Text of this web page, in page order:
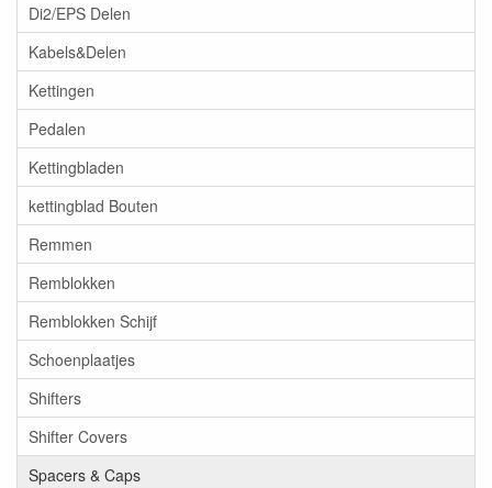
Di2/EPS Delen
Kabels&Delen
Kettingen
Pedalen
Kettingbladen
kettingblad Bouten
Remmen
Remblokken
Remblokken Schijf
Schoenplaatjes
Shifters
Shifter Covers
Spacers & Caps